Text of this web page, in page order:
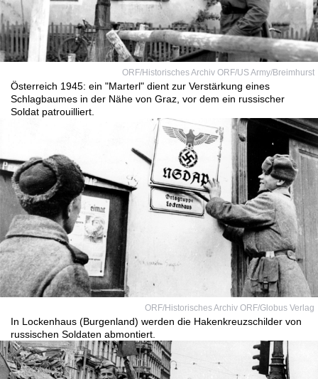
ORF/Historisches Archiv ORF/US Army/Breimhurst
Österreich 1945: ein "Marterl" dient zur Verstärkung eines
Schlagbaumes in der Nähe von Graz, vor dem ein russischer
Soldat patrouilliert.
ORF/Historisches Archiv ORF/Globus Verlag
In Lockenhaus (Burgenland) werden die Hakenkreuzschilder von
russischen Soldaten abmontiert.